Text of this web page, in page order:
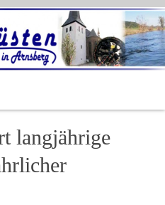
langjährige